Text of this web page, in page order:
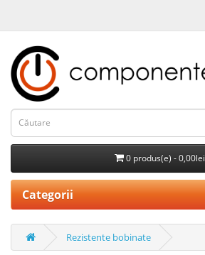
0 produs(e) - 0,00lei
Categorii
Rezistente bobinate